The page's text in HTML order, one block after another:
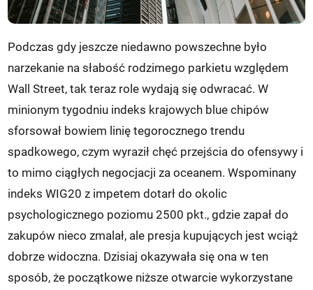
Podczas gdy jeszcze niedawno powszechne było
narzekanie na słabość rodzimego parkietu względem
Wall Street, tak teraz role wydają się odwracać. W
minionym tygodniu indeks krajowych blue chipów
sforsował bowiem linię tegorocznego trendu
spadkowego, czym wyraził chęć przejścia do ofensywy i
to mimo ciągłych negocjacji za oceanem. Wspominany
indeks WIG20 z impetem dotarł do okolic
psychologicznego poziomu 2500 pkt., gdzie zapał do
zakupów nieco zmalał, ale presja kupujących jest wciąż
dobrze widoczna. Dzisiaj okazywała się ona w ten
sposób, że początkowe niższe otwarcie wykorzystane